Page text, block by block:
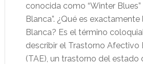
conocida como “Winter Blues”
Blanca”. ¿Qué es
Blanca? Es el término
describir el Trastorno Afectivo
(TAE), un trastorno del estado